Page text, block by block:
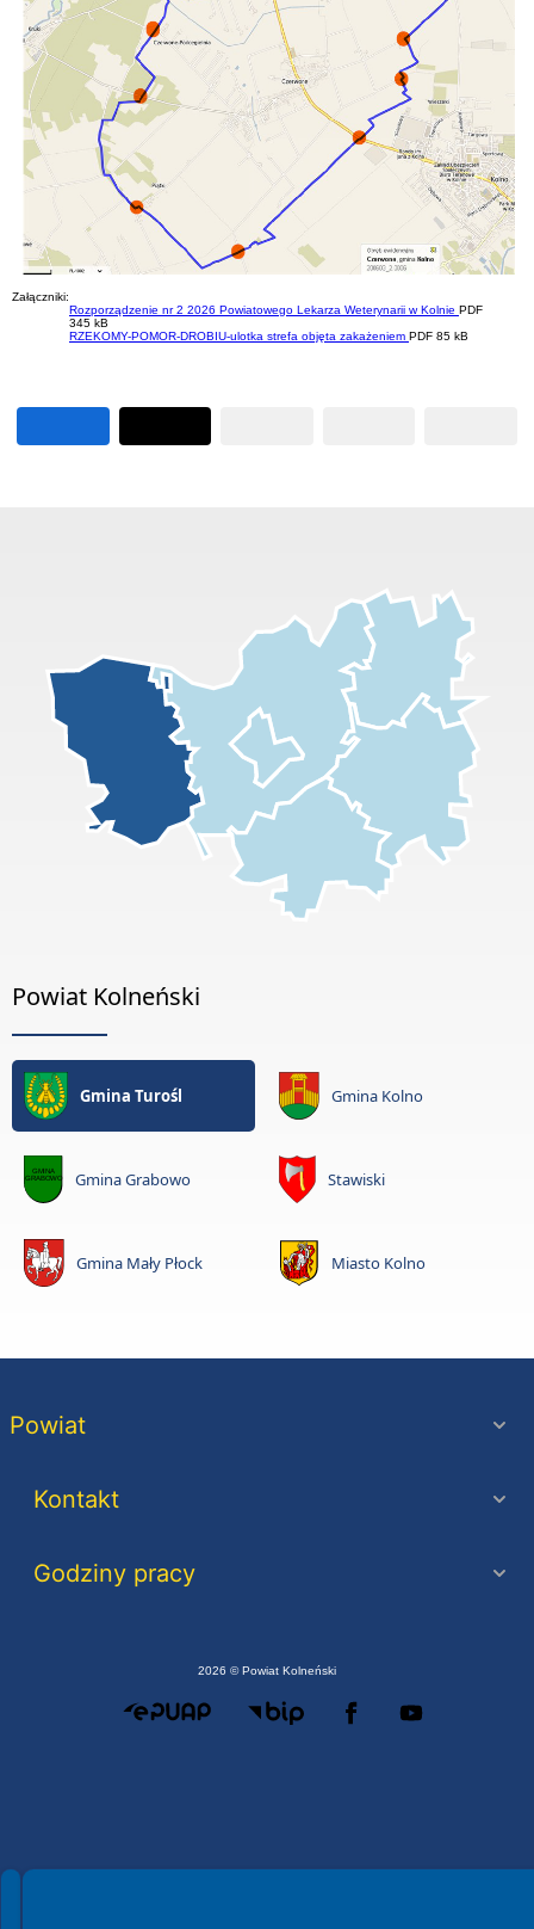
Załączniki:
Rozporządzenie nr 2 2026 Powiatowego Lekarza Weterynarii w Kolnie PDF
345 kB
RZEKOMY-POMOR-DROBIU-ulotka strefa objęta zakażeniem PDF 85 kB
Powiat Kolneński
Gmina Turośl Gmina Kolno
Gmina Grabowo Stawiski
Gmina Mały Płock Miasto Kolno
Powiat
Kontakt
Godziny pracy
2026 © Powiat Kolneński
Spełniamy standardy WCAG 2.2
Spełniamy standardy W3C